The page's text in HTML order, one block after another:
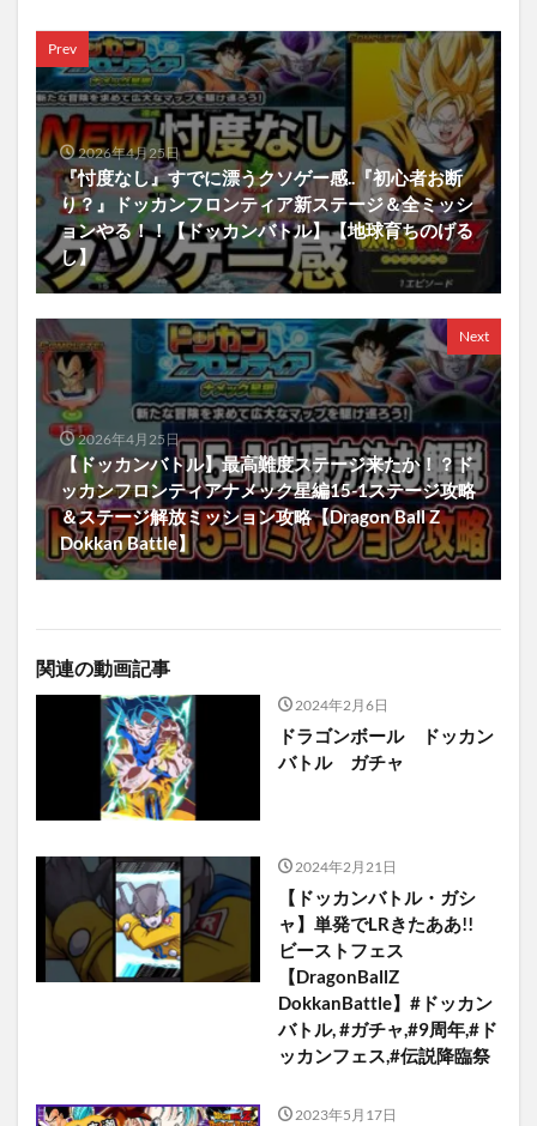
Prev
2026年4月25日
『忖度なし』すでに漂うクソゲー感..『初心者お断
り？』ドッカンフロンティア新ステージ＆全ミッシ
ョンやる！！【ドッカンバトル】【地球育ちのげる
し】
Next
2026年4月25日
【ドッカンバトル】最高難度ステージ来たか！？ド
ッカンフロンティアナメック星編15-1ステージ攻略
＆ステージ解放ミッション攻略【Dragon Ball Z
Dokkan Battle】
関連の動画記事
2024年2月6日
ドラゴンボール ドッカン
バトル ガチャ
2024年2月21日
【ドッカンバトル・ガシ
ャ】単発でLRきたああ!!
ビーストフェス
【DragonBallZ
DokkanBattle】#ドッカン
バトル, #ガチャ,#9周年,#ド
ッカンフェス,#伝説降臨祭
2023年5月17日